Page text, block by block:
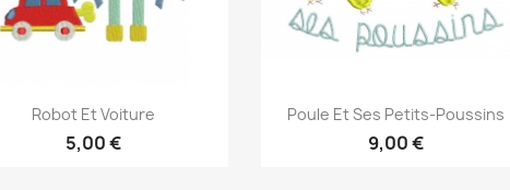
Aperçu rapide
Robot Et Voiture
5,00 €
Aperçu rapide
Poule Et Ses Petits-Poussins
9,00 €